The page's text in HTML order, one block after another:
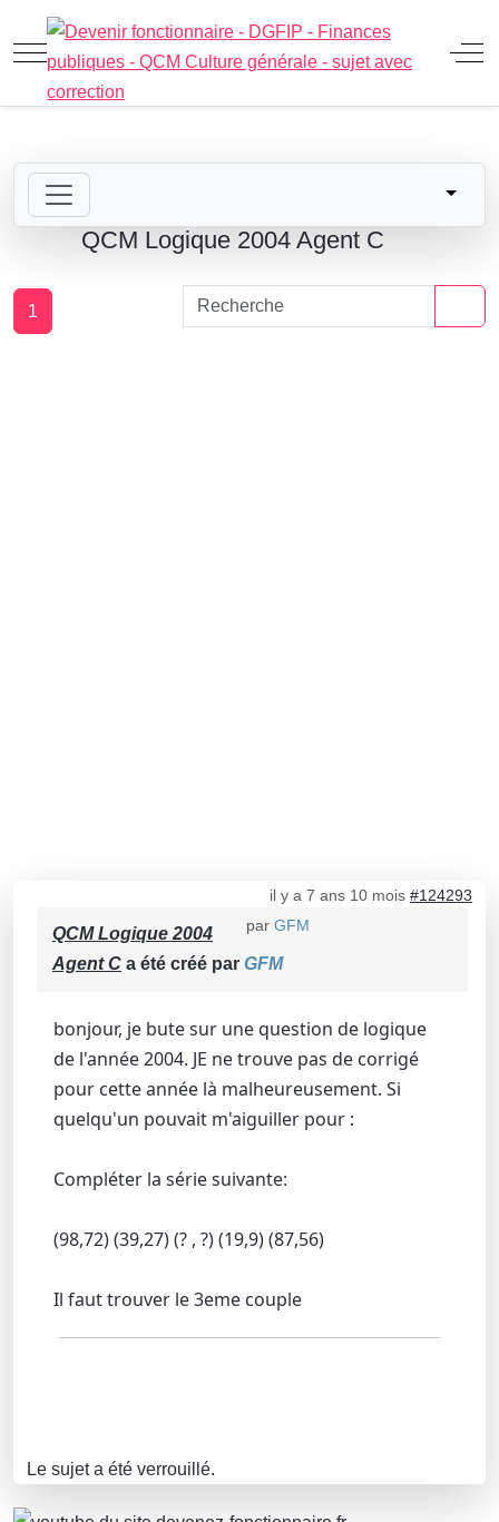
Mobile Menu Toggle Off-
QCM Logique 2004 Agent C
1
il y a 7 ans 10 mois #124293
par GFM
QCM Logique 2004
Agent C a été créé par GFM
bonjour, je bute sur une question de logique
de l'année 2004. JE ne trouve pas de corrigé
pour cette année là malheureusement. Si
quelqu'un pouvait m'aiguiller pour :
Compléter la série suivante:
(98,72) (39,27) (? , ?) (19,9) (87,56)
Il faut trouver le 3eme couple
Le sujet a été verrouillé.